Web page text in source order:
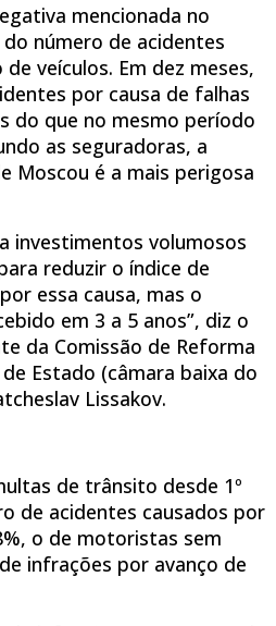
mencionada no
número de acidentes
veículos. Em dez meses,
por causa de falhas
do que no mesmo período
as seguradoras, a
Moscou é a mais perigosa
investimentos volumosos
reduzir o índice de
essa causa, mas o
em 3 a 5 anos”, diz o
da Comissão de Reforma
Estado (câmara baixa do
Lissakov.
de trânsito desde 1º
de acidentes causados por
o de motoristas sem
infrações por avanço de